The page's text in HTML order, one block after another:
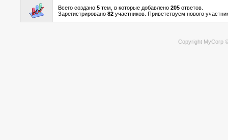
Всего создано 5 тем, в которые добавлено 205 ответов.
Зарегистрировано 82 участников. Приветствуем нового
Copyright MyCorp